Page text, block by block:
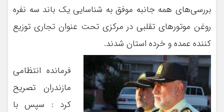
بررسی‌های همه جانبه موفق به شناسایی یک باند سه نفره
روغن موتورهای تقلبی در مرکزی تحت عنوان تجاری توزیع
کننده عمده و خرده استان شدند.
فرمانده انتظامی
مازندران تصریح
کرد : سپس با